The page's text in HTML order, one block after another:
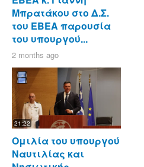
Μπρατάκου στο Δ.Σ.
του ΕΒΕΑ παρουσία
του υπουργού...
2 months ago
21:22
Ομιλία του υπουργού
Ναυτιλίας και